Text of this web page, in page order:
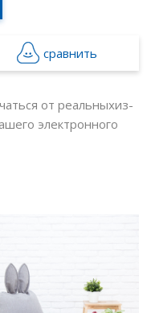
сравнить
от реальныхиз-
электронного